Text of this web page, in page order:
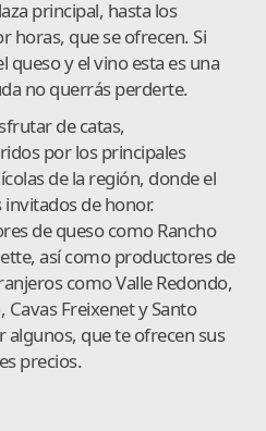
principal, hasta los
horas, que se ofrecen. Si
queso y el vino esta es una
no querrás perderte.
de catas,
por los principales
de la región, donde el
de honor.
de queso como Rancho
así como productores de
como Valle Redondo,
Cavas Freixenet y Santo
que te ofrecen sus
precios.